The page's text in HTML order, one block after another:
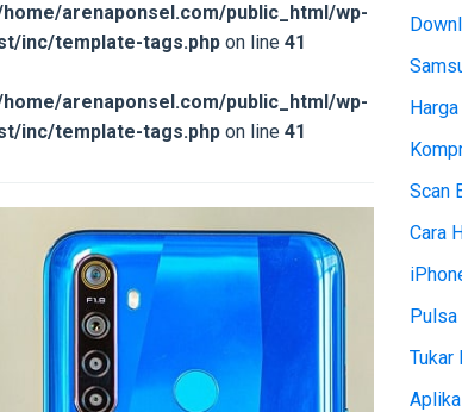
arenaponsel.com/public_html/wp-
inc/template-tags.php on line 41
arenaponsel.com/public_html/wp-
inc/template-tags.php on line 41
Scan
Cara
Pulsa
Tukar